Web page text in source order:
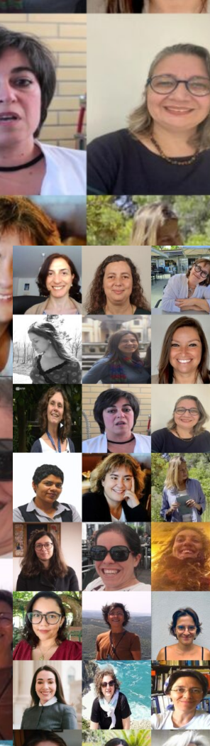
desenvolvida
socioambiental,
transições
uma atenção crítica às
desafios ecológicos são
que aqui se constrói
e na valorização
que a diversidade
investigadoras,
aos desafios